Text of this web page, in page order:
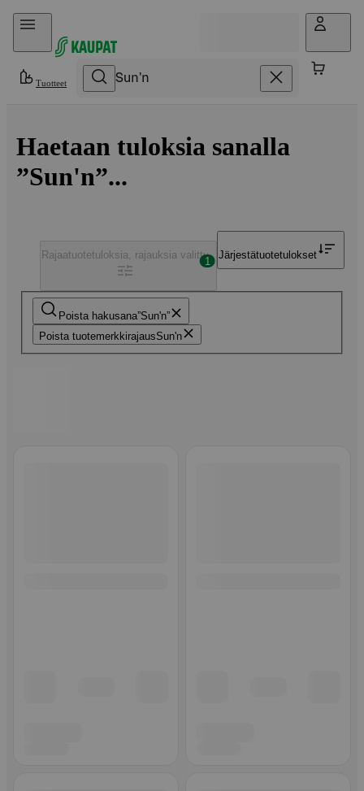
Hyppää sisältöön
Tuotteet
Haetaan tuloksia sanalla
”Sun'n”...
Poista hakusana Sun'n
Poista tuotemerkkirajausSun'n
Rajaatuotetuloksia, rajauksia valittu
1
Järjestätuotetulokset